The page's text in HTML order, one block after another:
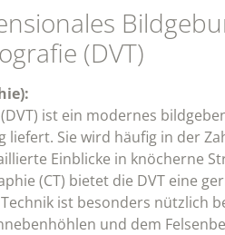
(DVT)
ist ein modernes
Sie wird häufig in der
Einblicke in knöcherne
(CT) bietet die DVT eine
ist besonders nützlich
und dem